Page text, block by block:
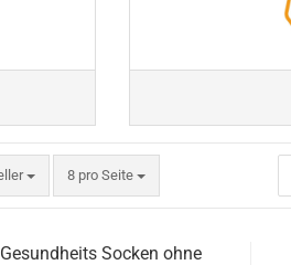
8 pro Seite
pro Seite
Socken ohne